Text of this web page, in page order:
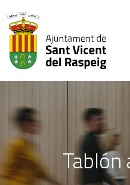
Tablón